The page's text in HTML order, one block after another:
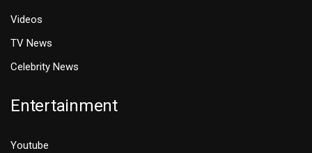
Videos
TV News
Celebrity News
Entertainment
Youtube